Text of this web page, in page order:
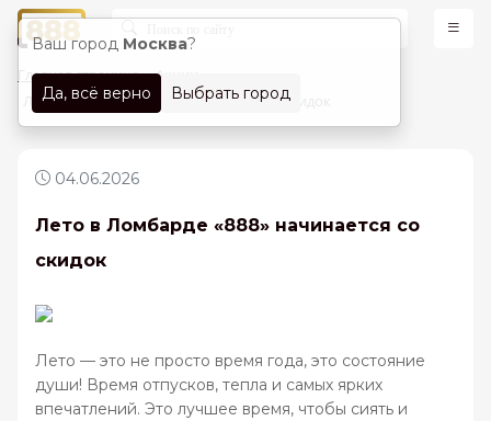
Главная страница
Акции
Лето в Ломбарде «888» начинается со скидок
04.06.2026
Лето в Ломбарде «888» начинается со
скидок
Лето — это не просто время года, это состояние
души! Время отпусков, тепла и самых ярких
впечатлений. Это лучшее время, чтобы сиять и
Ваш город Москва?
Да, всё верно Выбрать город